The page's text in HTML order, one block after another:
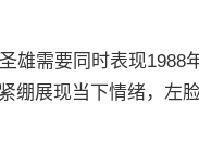
雄需要同时表现1988
绷展现当下情绪，左